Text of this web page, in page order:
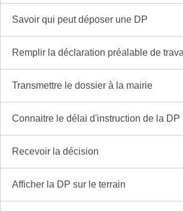
Savoir qui peut déposer une DP
Remplir la déclaration préalable de
Transmettre le dossier à la mairie
Connaitre le délai d'instruction de la DP
Recevoir la décision
Afficher la DP sur le terrain